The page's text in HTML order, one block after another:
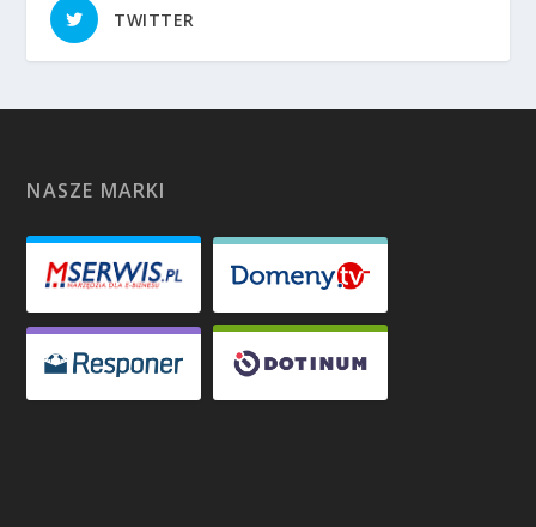
TWITTER
NASZE MARKI